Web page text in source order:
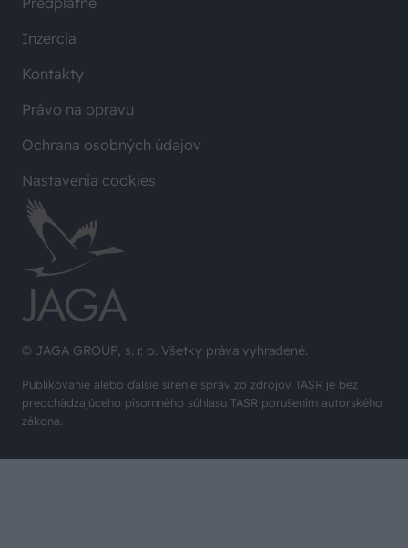
© JAGA GROUP, s. r. o. Všetky práva vyhradené.
Publikovanie alebo ďalšie šírenie správ zo zdrojov TASR je bez
predchádzajúceho písomného súhlasu TASR porušením autorského
zákona.
Inzercia
Kontakty
Právo na opravu
Ochrana osobných údajov
Nastavenia cookies